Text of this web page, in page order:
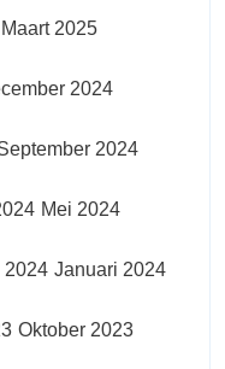
Maart 2025
2024
2024
Mei 2024
2024 Januari 2024
Oktober 2023